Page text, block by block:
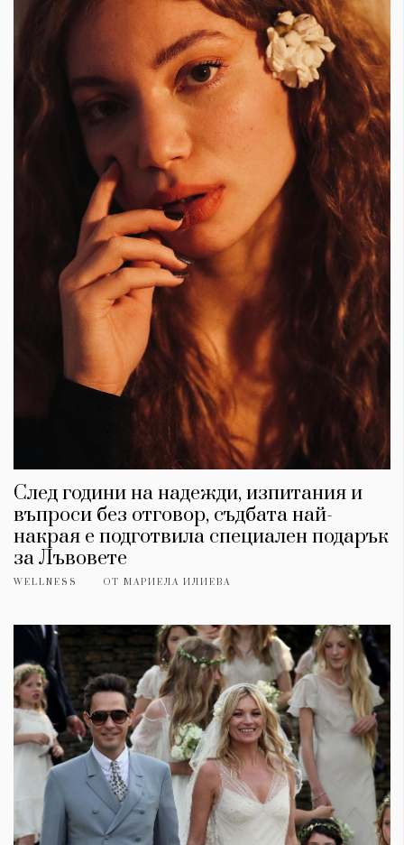
След години на надежди, изпитания и
въпроси без отговор, съдбата най-
накрая е подготвила специален подарък
за Лъвовете
WELLNESS ОТ МАРИЕЛА ИЛИЕВА